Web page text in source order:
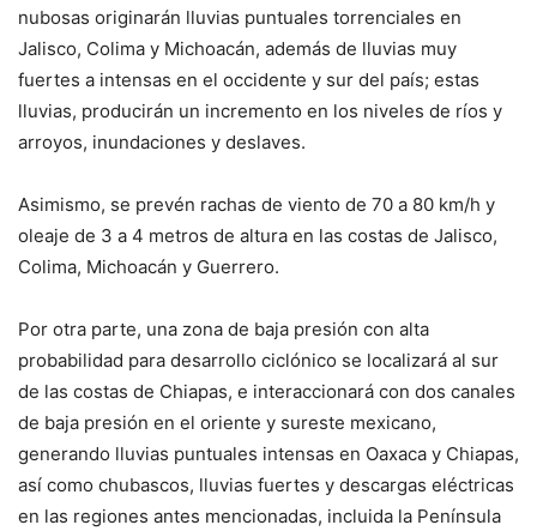
nubosas originarán lluvias puntuales torrenciales en
Jalisco, Colima y Michoacán, además de lluvias muy
fuertes a intensas en el occidente y sur del país; estas
lluvias, producirán un incremento en los niveles de ríos y
arroyos, inundaciones y deslaves.
Asimismo, se prevén rachas de viento de 70 a 80 km/h y
oleaje de 3 a 4 metros de altura en las costas de Jalisco,
Colima, Michoacán y Guerrero.
Por otra parte, una zona de baja presión con alta
probabilidad para desarrollo ciclónico se localizará al sur
de las costas de Chiapas, e interaccionará con dos canales
de baja presión en el oriente y sureste mexicano,
generando lluvias puntuales intensas en Oaxaca y Chiapas,
así como chubascos, lluvias fuertes y descargas eléctricas
en las regiones antes mencionadas, incluida la Península